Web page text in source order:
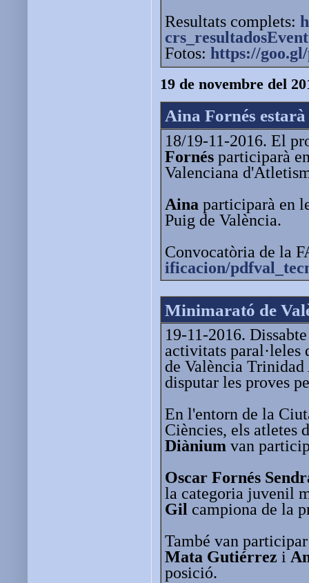
Resultats complets:
Fotos: https://
19 de novembre del
Aina Fornés
18/19-11-2016. El
Fornés participarà
Valenciana
Aina participarà en
Puig de València.
Convocatòria de la
ificacion/
Minimarató de
19-11-2016.
activitats paral·leles
de València Trinidad
disputar les proves
En l'entorn de la
Ciències, els atletes
Diànium van
Oscar Fornés
la categoria juvenil
Gil campiona de la
També van
Mata Gutiérrez i
posició.